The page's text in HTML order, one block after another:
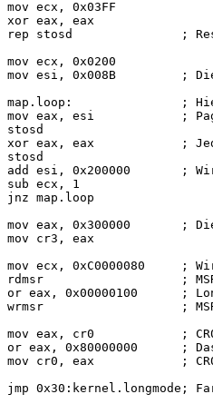
mov ecx, 0x03FF
xor eax, eax
rep stosd               ;
mov ecx, 0x0200
mov esi, 0x008B         ;
map.loop:               ; Hier
mov eax, esi            ;
stosd
xor eax, eax            ;
stosd
add esi, 0x200000       ; Wir
sub ecx, 1
jnz map.loop
mov eax, 0x300000       ;
mov cr3, eax
mov ecx, 0xC0000080     ;
rdmsr                   ; MSR-
or eax, 0x00000100	; Long Mode einschalten
wrmsr                   ; MSR-
mov eax, cr0            ;
or eax, 0x80000000      ;
mov cr0, eax	        ; CR0 beschreiben, ab jetzt sind wir im Long Mode
jmp 0x30:kernel.longmode;